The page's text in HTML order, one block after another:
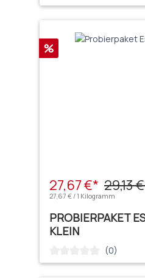
Rabatt
%
27,67 €* 29,13
27,67 € / 1 Kilogramm
PROBIERPAKET
KLEIN
Durchschnittliche
(0)